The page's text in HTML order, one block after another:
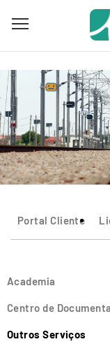
Skip
to
main
content
Toggle main
Portal Cliente
Academia
Centro de
Outros Serviços